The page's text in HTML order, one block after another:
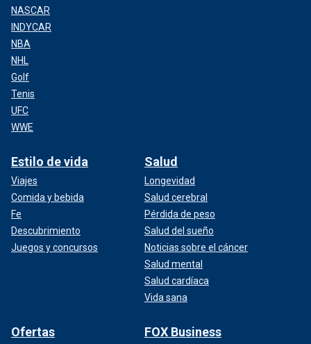
NASCAR
INDYCAR
NBA
NHL
Golf
Tenis
UFC
WWE
Estilo de vida
Viajes
Comida y bebida
Fe
Descubrimiento
Juegos y concursos
Salud
Longevidad
Salud cerebral
Pérdida de peso
Salud del sueño
Noticias sobre el cáncer
Salud mental
Salud cardíaca
Vida sana
Ofertas FOX Business